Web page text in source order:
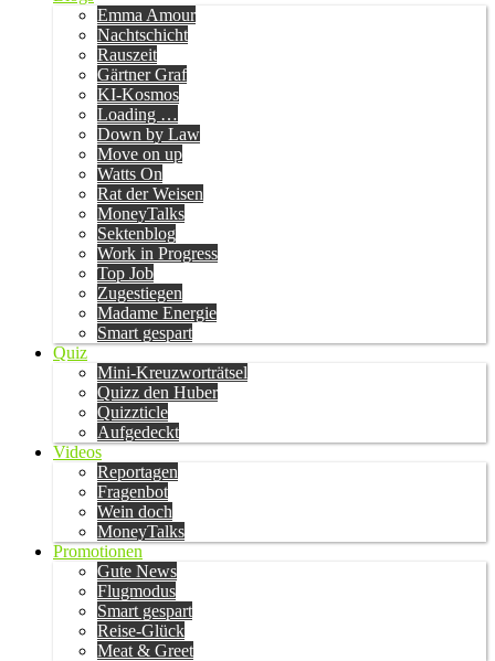
Emma Amour
Nachtschicht
Rauszeit
Gärtner Graf
KI-Kosmos
Loading …
Down by Law
Move on up
Watts On
Rat der Weisen
MoneyTalks
Sektenblog
Work in Progress
Top Job
Zugestiegen
Madame Energie
Smart gespart
Quiz
Mini-Kreuzworträtsel
Quizz den Huber
Quizzticle
Aufgedeckt
Videos
Reportagen
Fragenbot
Wein doch
MoneyTalks
Promotionen
Gute News
Flugmodus
Smart gespart
Reise-Glück
Meat & Greet